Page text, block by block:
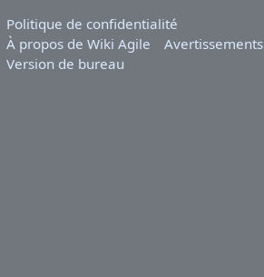
Politique de confidentialité
À propos de Wiki Agile
Avertissements
Version de bureau